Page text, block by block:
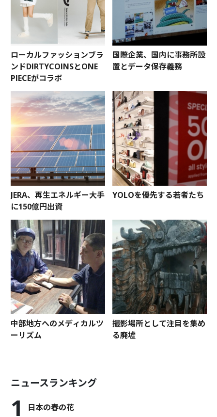
ローカルファッションブラ
ンドDIRTYCOINSとONE
PIECEがコラボ
国際企業、国内に事務所設
置とデータ保存義務
JERA、再生エネルギー大手
に150億円出資
YOLOを優先する若者たち
中部地方へのメディカルツ
ーリズム
撮影場所として注目を集め
る廃墟
ニュースランキング
日本の春の花